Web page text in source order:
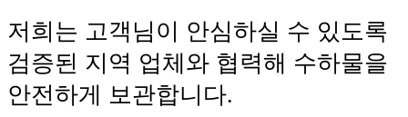
저희는 고객님이 안심하실 수 있도록
검증된 지역 업체와 협력해 수하물을
안전하게 보관합니다.